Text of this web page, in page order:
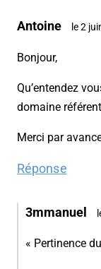
Antoine le 2
Bonjour,
Qu’entendez
domaine
Merci par
Réponse
3mmanuel
« Pertinence